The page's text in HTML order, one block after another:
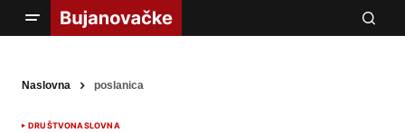
Naslovna poslanica
DRUŠTVONASLOVNA